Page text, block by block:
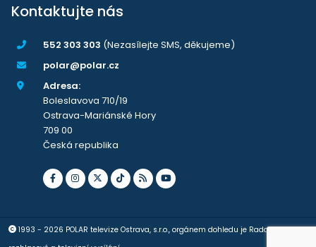
Kontaktujte nás
552 303 303 (Nezasílejte SMS, děkujeme)
polar@polar.cz
Adresa:
Boleslavova 710/19
Ostrava-Mariánské Hory
709 00
Česká republika
1993 - 2026 POLAR televize Ostrava, s.r.o., orgánem dohledu je Rada pro